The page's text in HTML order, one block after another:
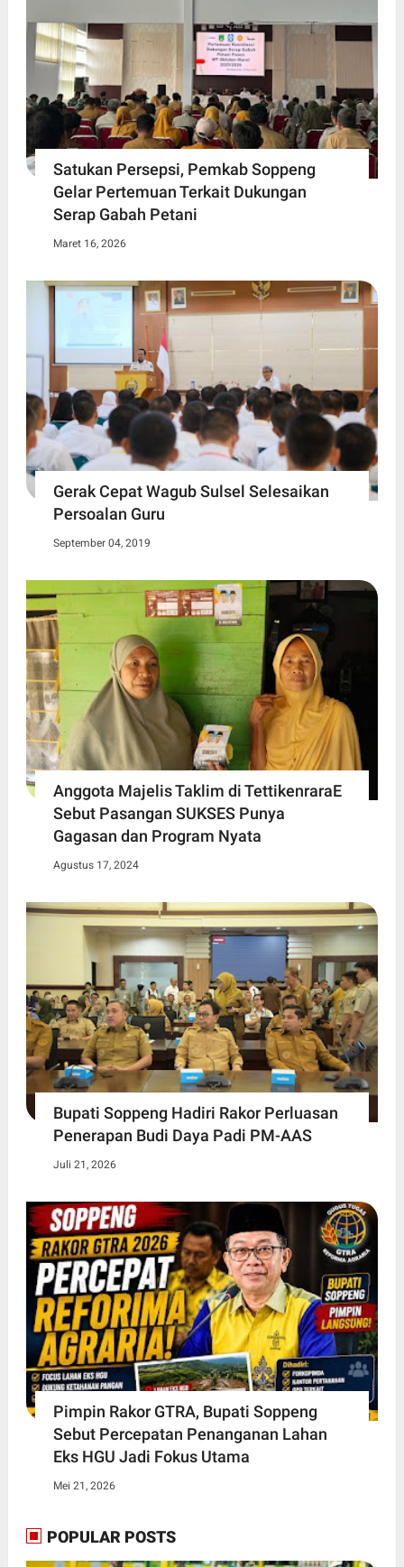
Satukan Persepsi, Pemkab Soppeng
Gelar Pertemuan Terkait Dukungan
Serap Gabah Petani
Maret 16, 2026
Gerak Cepat Wagub Sulsel Selesaikan
Persoalan Guru
September 04, 2019
Anggota Majelis Taklim di TettikenraraE
Sebut Pasangan SUKSES Punya
Gagasan dan Program Nyata
Agustus 17, 2024
Bupati Soppeng Hadiri Rakor Perluasan
Penerapan Budi Daya Padi PM-AAS
Juli 21, 2026
Pimpin Rakor GTRA, Bupati Soppeng
Sebut Percepatan Penanganan Lahan
Eks HGU Jadi Fokus Utama
Mei 21, 2026
POPULAR POSTS